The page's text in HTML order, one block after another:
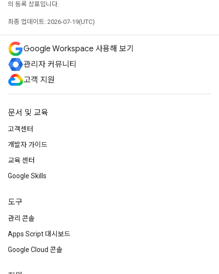
의 등록 상표입니다.
최종 업데이트: 2026-07-19(UTC)
Google Workspace 사용해 보기
관리자 커뮤니티
고객 지원
문서 및 교육
고객센터
개발자 가이드
교육 센터
Google Skills
도구
관리 콘솔
Apps Script 대시보드
Google Cloud 콘솔